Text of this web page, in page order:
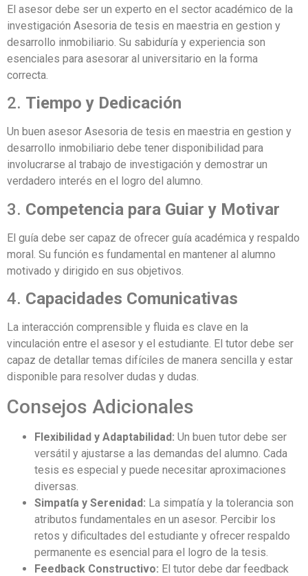
El asesor debe ser un experto en el sector académico de la
investigación Asesoria de tesis en maestria en gestion y
desarrollo inmobiliario. Su sabiduría y experiencia son
esenciales para asesorar al universitario en la forma
correcta.
2. Tiempo y Dedicación
Un buen asesor Asesoria de tesis en maestria en gestion y
desarrollo inmobiliario debe tener disponibilidad para
involucrarse al trabajo de investigación y demostrar un
verdadero interés en el logro del alumno.
3. Competencia para Guiar y Motivar
El guía debe ser capaz de ofrecer guía académica y respaldo
moral. Su función es fundamental en mantener al alumno
motivado y dirigido en sus objetivos.
4. Capacidades Comunicativas
La interacción comprensible y fluida es clave en la
vinculación entre el asesor y el estudiante. El tutor debe ser
capaz de detallar temas difíciles de manera sencilla y estar
disponible para resolver dudas y dudas.
Consejos Adicionales
Flexibilidad y Adaptabilidad: Un buen tutor debe ser
versátil y ajustarse a las demandas del alumno. Cada
tesis es especial y puede necesitar aproximaciones
diversas.
Simpatía y Serenidad: La simpatía y la tolerancia son
atributos fundamentales en un asesor. Percibir los
retos y dificultades del estudiante y ofrecer respaldo
permanente es esencial para el logro de la tesis.
Feedback Constructivo: El tutor debe dar feedback